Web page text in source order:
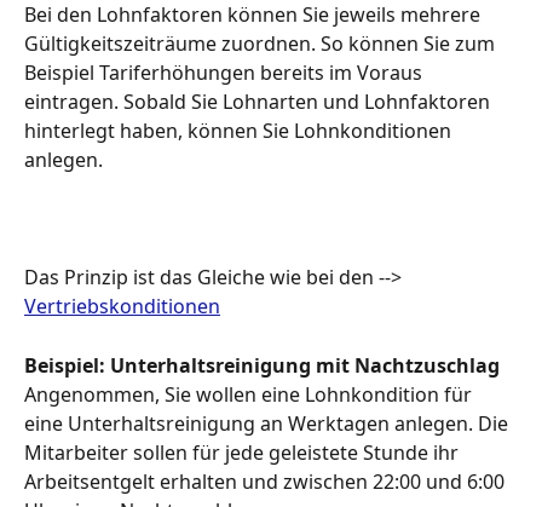
Bei den Lohnfaktoren können Sie jeweils mehrere
Gültigkeitszeiträume zuordnen. So können Sie zum
Beispiel Tariferhöhungen bereits im Voraus
eintragen. Sobald Sie Lohnarten und Lohnfaktoren
hinterlegt haben, können Sie Lohnkonditionen
anlegen.
Das Prinzip ist das Gleiche wie bei den -->
Vertriebskonditionen
Beispiel: Unterhaltsreinigung mit Nachtzuschlag
Angenommen, Sie wollen eine Lohnkondition für
eine Unterhaltsreinigung an Werktagen anlegen. Die
Mitarbeiter sollen für jede geleistete Stunde ihr
Arbeitsentgelt erhalten und zwischen 22:00 und 6:00